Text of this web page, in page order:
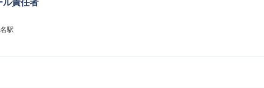
ル責任者
駅